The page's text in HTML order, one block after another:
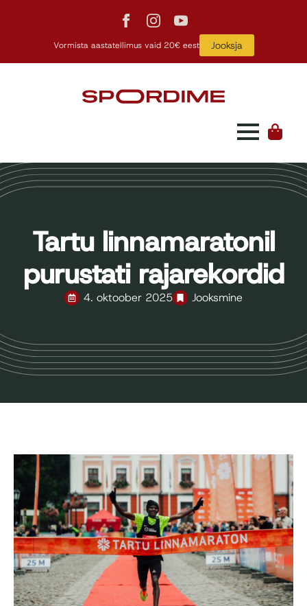
Vormista aastatellimus vaid 20€ eest Jooksja
Tartu linnamaratonil
purustati rajarekordid
4. oktoober 2025 Jooksmine